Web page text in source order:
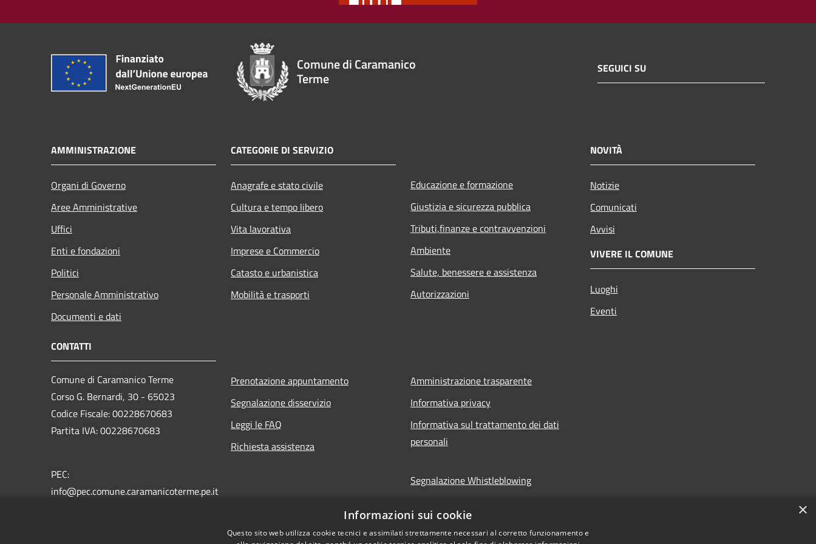
Comune di Caramanico
Terme
SEGUICI SU
AMMINISTRAZIONE
Organi di Governo
Aree Amministrative
Uffici
Enti e fondazioni
Politici
Personale Amministrativo
Documenti e dati
CATEGORIE DI SERVIZIO
Anagrafe e stato civile
Cultura e tempo libero
Vita lavorativa
Imprese e Commercio
Catasto e urbanistica
Mobilità e trasporti
Educazione e formazione
Giustizia e sicurezza pubblica
Tributi,finanze e contravvenzioni
Ambiente
Salute, benessere e assistenza
Autorizzazioni
NOVITÀ
Notizie
Comunicati
Avvisi
VIVERE IL COMUNE
Luoghi
Eventi
CONTATTI
Comune di Caramanico Terme
Corso G. Bernardi, 30 - 65023
Codice Fiscale: 00228670683
Partita IVA: 00228670683
PEC:
info@pec.comune.caramanicoterme.pe.it
Prenotazione appuntamento
Segnalazione disservizio
Leggi le FAQ
Richiesta assistenza
Amministrazione trasparente
Informativa privacy
Informativa sul trattamento dei dati
personali
Segnalazione Whistleblowing
Dichiarazione di accessibilità
×
Informazioni sui cookie
Questo sito web utilizza cookie tecnici e assimilati strettamente necessari al corretto funzionamento e